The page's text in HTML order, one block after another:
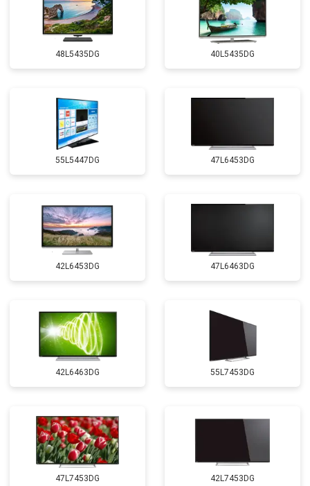
48L5435DG 40L5435DG
55L5447DG 47L6453DG
42L6453DG 47L6463DG
42L6463DG 55L7453DG
47L7453DG 42L7453DG